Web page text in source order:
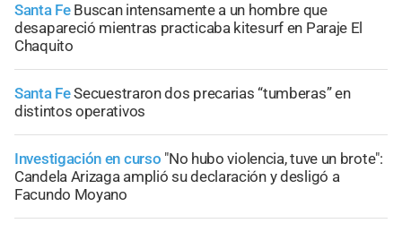
Santa Fe Buscan intensamente a un hombre que
desapareció mientras practicaba kitesurf en Paraje El
Chaquito
Santa FeSecuestraron dos precarias “tumberas” en
distintos operativos
Investigación en curso "No hubo violencia, tuve un brote":
Candela Arizaga amplió su declaración y desligó a
Facundo Moyano